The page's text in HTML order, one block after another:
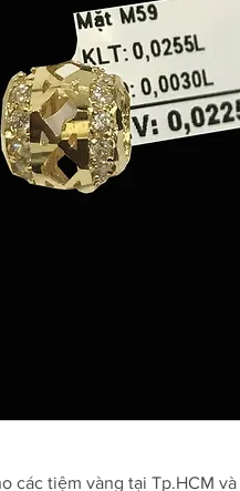
các tiệm vàng tại Tp.HCM